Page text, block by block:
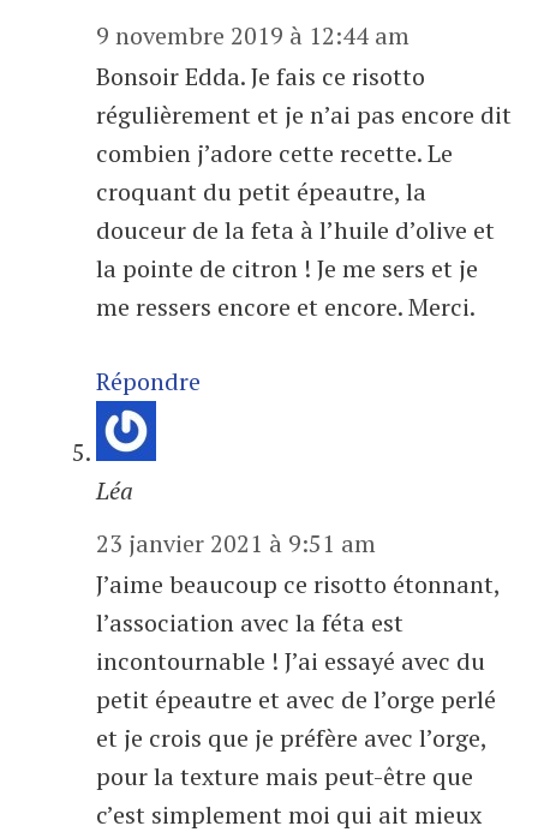
9 novembre 2019 à 12:44 am
Bonsoir Edda. Je fais ce risotto
régulièrement et je n’ai pas encore dit
combien j’adore cette recette. Le
croquant du petit épeautre, la
douceur de la feta à l’huile d’olive et
la pointe de citron ! Je me sers et je
me ressers encore et encore. Merci.
Répondre
Léa
23 janvier 2021 à 9:51 am
J’aime beaucoup ce risotto étonnant,
l’association avec la féta est
incontournable ! J’ai essayé avec du
petit épeautre et avec de l’orge perlé
et je crois que je préfère avec l’orge,
pour la texture mais peut-être que
c’est simplement moi qui ait mieux